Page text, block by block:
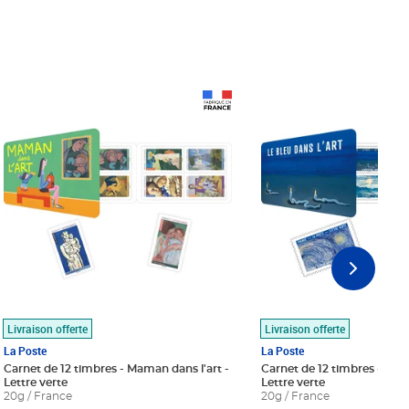
Livraison offerte
La Poste
Carnet de 12 timbres - Maman dans l'art -
Lettre verte
20g / France
Livraison offerte
La Poste
Carnet de 12 timbres - Le
Lettre verte
20g / France